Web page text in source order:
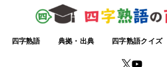
四字熟語 典拠・出典 四字熟語クイズ